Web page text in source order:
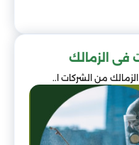
فى الزمالك
من الشركات ا..